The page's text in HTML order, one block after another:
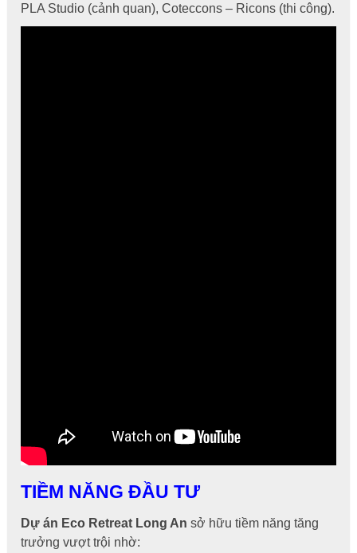
PLA Studio (cảnh quan), Coteccons – Ricons (thi công).
TIỀM NĂNG ĐẦU TƯ
Dự án Eco Retreat Long An sở hữu tiềm năng tăng
trưởng vượt trội nhờ: